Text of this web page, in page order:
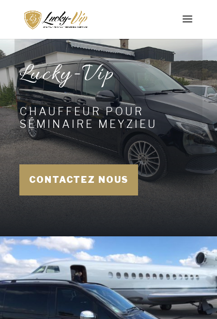
Lucky-Vip
CHAUFFEUR POUR
SÉMINAIRE MEYZIEU
CONTACTEZ NOUS